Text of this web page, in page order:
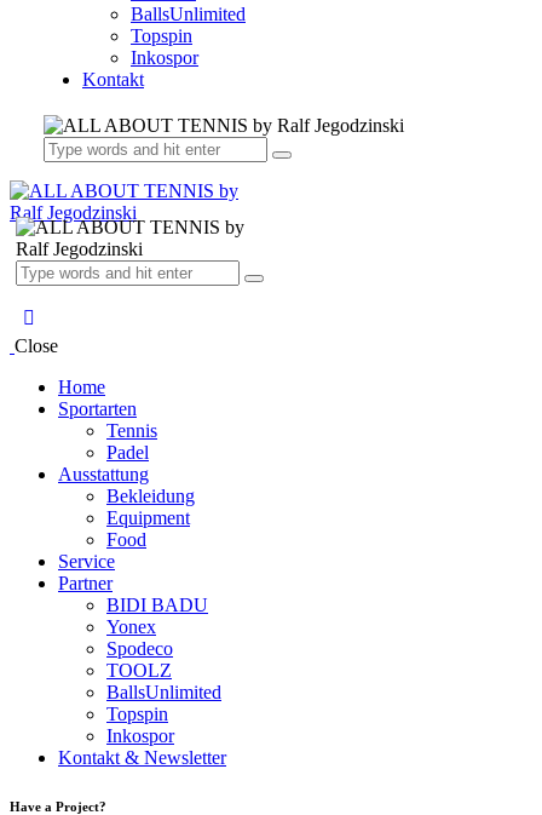
BallsUnlimited
Topspin
Inkospor
Kontakt
Close
Home
Sportarten
Tennis
Padel
Ausstattung
Bekleidung
Equipment
Food
Service
Partner
BIDI BADU
Yonex
Spodeco
TOOLZ
BallsUnlimited
Topspin
Inkospor
Kontakt & Newsletter
Have a Project?